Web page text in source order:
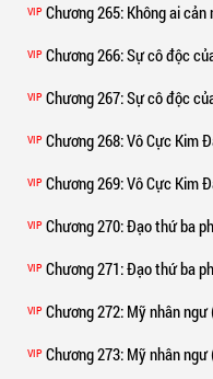
VIP Chương 265: Không ai cản
VIP Chương 266: Sự cô độc
VIP Chương 267: Sự cô độc
VIP Chương 268: Vô Cực Kim
VIP Chương 269: Vô Cực Kim
VIP Chương 270: Đạo thứ ba
VIP Chương 271: Đạo thứ ba
VIP Chương 272: Mỹ nhân ngư
VIP Chương 273: Mỹ nhân ngư